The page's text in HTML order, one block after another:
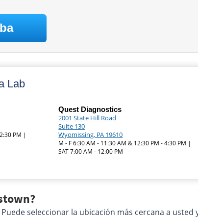
Lab
PM |
Quest Diagnostics
2001 State Hill Road
Suite 130
Wyomissing, PA 19610
M - F 6:30 AM - 11:30 AM & 12:30 PM - 4:30 PM |
SAT 7:00 AM - 12:00 PM
seleccionar la ubicación más cercana a usted